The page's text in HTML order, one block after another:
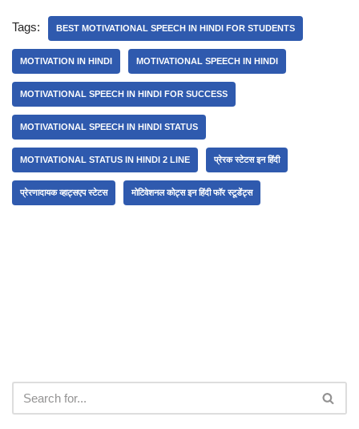
Tags: BEST MOTIVATIONAL SPEECH IN HINDI FOR STUDENTS
MOTIVATION IN HINDI MOTIVATIONAL SPEECH IN HINDI
MOTIVATIONAL SPEECH IN HINDI FOR SUCCESS
MOTIVATIONAL SPEECH IN HINDI STATUS
MOTIVATIONAL STATUS IN HINDI 2 LINE प्रेरक स्टेटस इन हिंदी
प्रेरणादायक व्हाट्सएप स्टेटस मोटिवेशनल कोट्स इन हिंदी फॉर स्टूडेंट्स